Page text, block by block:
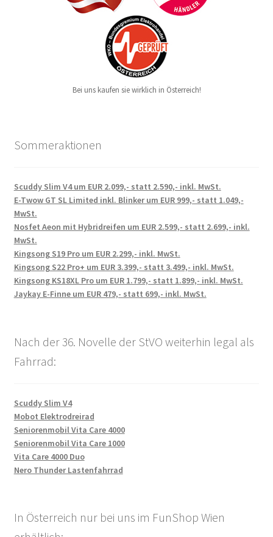
Bei uns kaufen sie wirklich in Österreich!
Sommeraktionen
Scuddy Slim V4 um EUR 2.099,- statt 2.590,- inkl. MwSt.
E-Twow GT SL Limited inkl. Blinker um EUR 999,- statt 1.049,-
MwSt.
Nosfet Aeon mit Hybridreifen um EUR 2.599,- statt 2.699,- inkl.
MwSt.
Kingsong S19 Pro um EUR 2.299,- inkl. MwSt.
Kingsong S22 Pro+ um EUR 3.399,- statt 3.499,- inkl. MwSt.
Kingsong KS18XL Pro um EUR 1.799,- statt 1.899,- inkl. MwSt.
Jaykay E-Finne um EUR 479,- statt 699,- inkl. MwSt.
Nach der 36. Novelle der StVO weiterhin legal als
Fahrrad:
Scuddy Slim V4
Mobot Elektrodreirad
Seniorenmobil Vita Care 4000
Seniorenmobil Vita Care 1000
Vita Care 4000 Duo
Nero Thunder Lastenfahrrad
In Österreich nur bei uns im FunShop Wien